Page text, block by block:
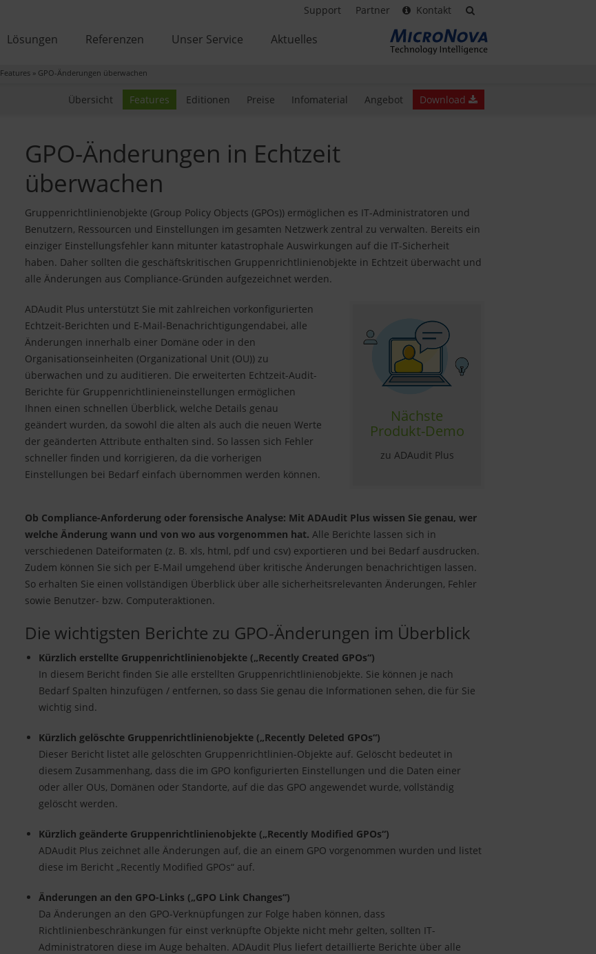
Support Partner Kontakt
Lösungen Referenzen Unser Service Aktuelles
Features » GPO-Änderungen überwachen
Übersicht Features Editionen Preise Infomaterial Angebot Download
GPO-Änderungen in Echtzeit
überwachen
Gruppenrichtlinienobjekte (Group Policy Objects (GPOs)) ermöglichen es IT-Administratoren und
Benutzern, Ressourcen und Einstellungen im gesamten Netzwerk zentral zu verwalten. Bereits ein
einziger Einstellungsfehler kann mitunter katastrophale Auswirkungen auf die IT-Sicherheit
haben. Daher sollten die geschäftskritischen Gruppenrichtlinienobjekte in Echtzeit überwacht und
alle Änderungen aus Compliance-Gründen aufgezeichnet werden.
ADAudit Plus unterstützt Sie mit zahlreichen vorkonfigurierten
Echtzeit-Berichten und E-Mail-Benachrichtigungendabei, alle
Änderungen innerhalb einer Domäne oder in den
Organisationseinheiten (Organizational Unit (OU)) zu
überwachen und zu auditieren. Die erweiterten Echtzeit-Audit-
Berichte für Gruppenrichtlinieneinstellungen ermöglichen
Ihnen einen schnellen Überblick, welche Details genau
geändert wurden, da sowohl die alten als auch die neuen Werte
der geänderten Attribute enthalten sind. So lassen sich Fehler
schneller finden und korrigieren, da die vorherigen
Einstellungen bei Bedarf einfach übernommen werden können.
Nächste
Produkt-Demo
zu ADAudit Plus
Ob Compliance-Anforderung oder forensische Analyse: Mit ADAudit Plus wissen Sie genau, wer
welche Änderung wann und von wo aus vorgenommen hat.Alle Berichte lassen sich in
verschiedenen Dateiformaten (z. B. xls, html, pdf und csv) exportieren und bei Bedarf ausdrucken.
Zudem können Sie sich per E-Mail umgehend über kritische Änderungen benachrichtigen lassen.
So erhalten Sie einen vollständigen Überblick über alle sicherheitsrelevanten Änderungen, Fehler
sowie Benutzer- bzw. Computeraktionen.
Die wichtigsten Berichte zu GPO-Änderungen im Überblick
Kürzlich erstellte Gruppenrichtlinienobjekte („Recently Created GPOs“)
In diesem Bericht finden Sie alle erstellten Gruppenrichtlinienobjekte. Sie können je nach
Bedarf Spalten hinzufügen / entfernen, so dass Sie genau die Informationen sehen, die für Sie
wichtig sind.
Kürzlich gelöschte Gruppenrichtlinienobjekte („Recently Deleted GPOs“)
Dieser Bericht listet alle gelöschten Gruppenrichtlinien-Objekte auf. Gelöscht bedeutet in
diesem Zusammenhang, dass die im GPO konfigurierten Einstellungen und die Daten einer
oder aller OUs, Domänen oder Standorte, auf die das GPO angewendet wurde, vollständig
gelöscht werden.
Kürzlich geänderte Gruppenrichtlinienobjekte („Recently Modified GPOs“)
ADAudit Plus zeichnet alle Änderungen auf, die an einem GPO vorgenommen wurden und listet
diese im Bericht „Recently Modified GPOs“ auf.
Änderungen an den GPO-Links („GPO Link Changes“)
Da Änderungen an den GPO-Verknüpfungen zur Folge haben können, dass
Richtlinienbeschränkungen für einst verknüpfte Objekte nicht mehr gelten, sollten IT-
Administratoren diese im Auge behalten. ADAudit Plus liefert detaillierte Berichte über alle